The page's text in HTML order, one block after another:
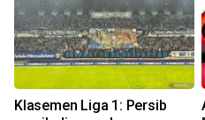
Klasemen Liga 1: Persib